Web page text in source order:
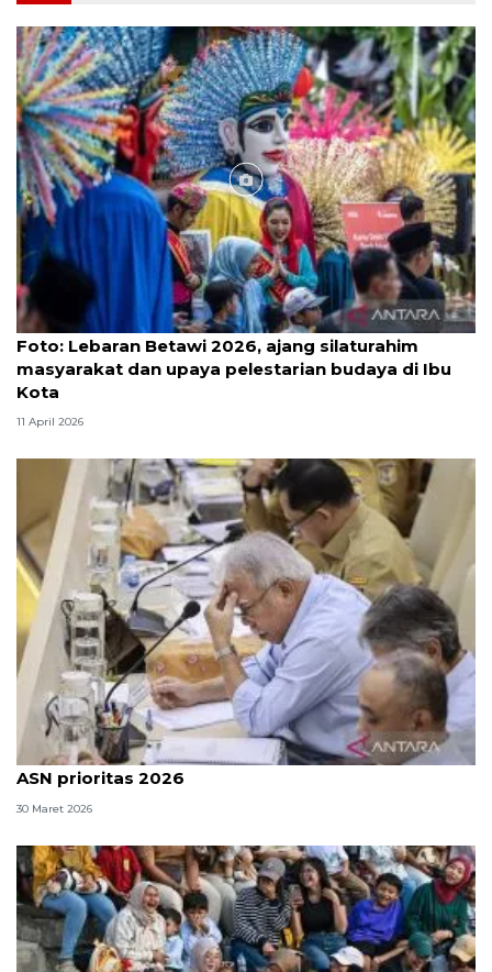
Foto
Foto: Lebaran Betawi 2026, ajang silaturahim
masyarakat dan upaya pelestarian budaya di Ibu
Kota
11 April 2026
OIKN: Pembangunan kawasan hingga pemindahan
ASN prioritas 2026
30 Maret 2026